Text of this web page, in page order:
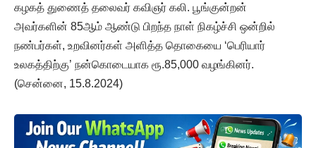
கழகத் துணைத் தலைவர் கவிஞர் கலி. பூங்குன்றன்
அவர்களின் 85ஆம் ஆண்டு பிறந்த நாள் நிகழ்ச்சி ஒன்றில்
நண்பர்கள், உறவினர்கள் அளித்த தொகையை ‘பெரியார்
உலகத்திற்கு’ நன்கொடையாக ரூ.85,000 வழங்கினர்.
(சென்னை, 15.8.2024)